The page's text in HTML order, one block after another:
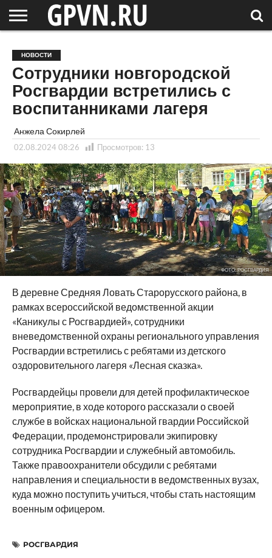
ОБЛАСТЬ
НОВОСТИ
СОСЕДЕЙ
РОССИЯ
/ МИР
СПЕЦПРОЕКТЫ
БЛОГ
СТАТЬИ
ФОТОРЕПОРТАЖИ
ИНТЕРВЬЮ
ОБЪЕКТЫ
ПОДБОРКИ
НОВОСТИ
Сотрудники новгородской
Росгвардии встретились с
воспитанниками лагеря
Анжела Сокирлей
02.08.2024 08:26 Просмотров: 13
ФОТО: РОСГВАРДИЯ
В деревне Средняя Ловать Старорусского района, в
рамках всероссийской ведомственной акции
«Каникулы с Росгвардией», сотрудники
вневедомственной охраны регионального управления
Росгвардии встретились с ребятами из детского
оздоровительного лагеря «Лесная сказка».
Росгвардейцы провели для детей профилактическое
мероприятие, в ходе которого рассказали о своей
службе в войсках национальной гвардии Российской
Федерации, продемонстрировали экипировку
сотрудника Росгвардии и служебный автомобиль.
Также правоохранители обсудили с ребятами
направления и специальности в ведомственных вузах,
куда можно поступить учиться, чтобы стать настоящим
военным офицером.
РОСГВАРДИЯ